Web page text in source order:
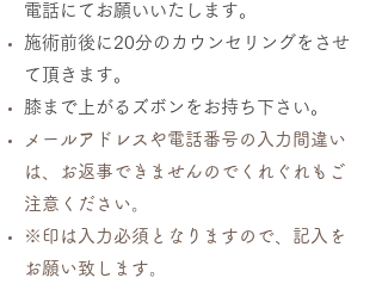
電話にてお願いいたします。
施術前後に20分のカウンセリングをさせ
て頂きます。
​膝まで上がるズボンをお持ち下さい。
メールアドレスや電話番号の入力間違い
は、お返事できませんのでくれぐれもご
注意ください。
※印は入力必須となりますので、記入を
お願い致します。